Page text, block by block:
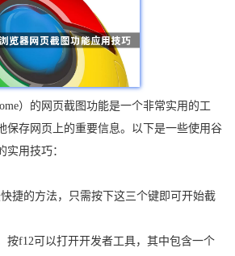
）的网页截图功能是一个非常实用的工
保存网页上的重要信息。以下是一些使用谷
实用技巧：
捷的方法，只需按下这三个键即可开始截
按f12可以打开开发者工具，其中包含一个